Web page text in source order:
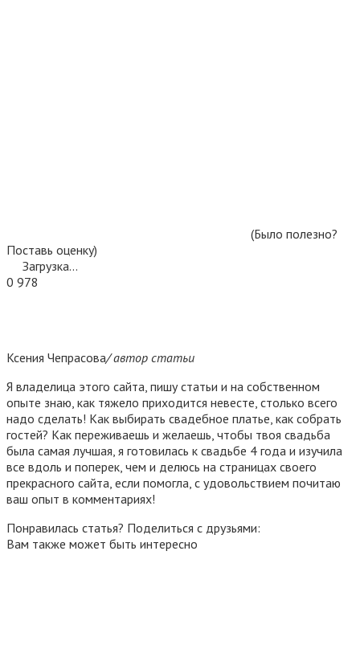
(Было полезно?
Поставь оценку)
Загрузка...
0 978
Ксения Чепрасова/ автор статьи
Я владелица этого сайта, пишу статьи и на собственном
опыте знаю, как тяжело приходится невесте, столько всего
надо сделать! Как выбирать свадебное платье, как собрать
гостей? Как переживаешь и желаешь, чтобы твоя свадьба
была самая лучшая, я готовилась к свадьбе 4 года и изучила
все вдоль и поперек, чем и делюсь на страницах своего
прекрасного сайта, если помогла, с удовольствием почитаю
ваш опыт в комментариях!
Понравилась статья? Поделиться с друзьями:
Вам также может быть интересно